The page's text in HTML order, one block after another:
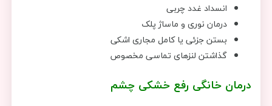
انسداد غدد چربی
درمان نوری و ماساژ پلک
بستن جزئی یا کامل مجاری اشکی
گذاشتن لنزهای تماسی مخصوص
درمان خانگی رفع خشکی چشم